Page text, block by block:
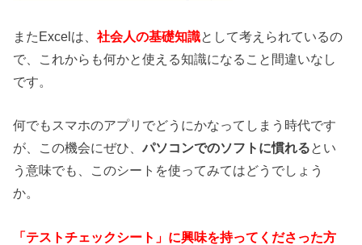
またExcelは、社会人の基礎知識として考えられているの
で、これからも何かと使える知識になること間違いなし
です。
何でもスマホのアプリでどうにかなってしまう時代です
が、この機会にぜひ、パソコンでのソフトに慣れるとい
う意味でも、このシートを使ってみてはどうでしょう
か。
「テストチェックシート」に興味を持ってくださった方